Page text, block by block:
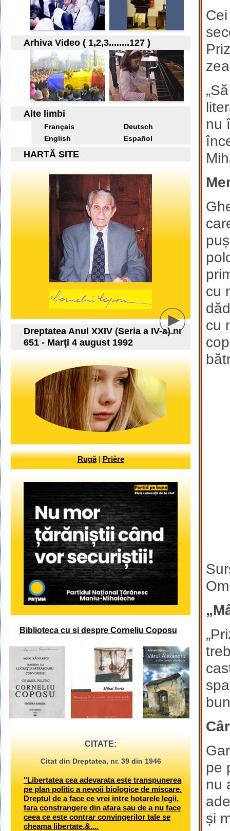
nu
cu
cu
pe
nu
și
Arhiva Video ( 1,2,3........127 )
Alte limbi
Français
Deutsch
English
Español
HARTĂ SITE
Dreptatea Anul XXIV (Seria a IV-a) nr
651 - Marţi 4 august 1992
Rugă|Prière
Biblioteca cu si despre Corneliu Coposu
CITATE:
Citat din Dreptatea, nr. 39 din 1946
"Libertatea cea adevarata este transpunerea
pe plan politic a nevoii biologice de miscare.
Dreptul de a face ce vrei intre hotarele legii,
fara constrangere din afara sau de a nu face
ceea ce este contrar convingerilor tale se
cheama libertate.&....